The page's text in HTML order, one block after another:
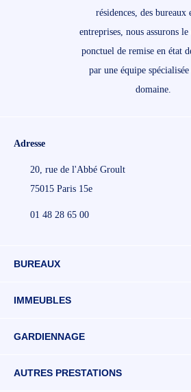
résidences, des bureaux
entreprises, nous assurons le
ponctuel de remise en état
par une équipe spécialisée
domaine.
Adresse
20, rue de l'Abbé Groult
75015 Paris 15e
01 48 28 65 00
BUREAUX
IMMEUBLES
GARDIENNAGE
AUTRES PRESTATIONS